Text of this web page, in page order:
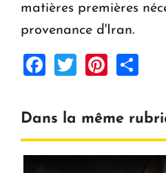
matières premières
provenance d'Iran.
Facebook
Twitter
Dans la même